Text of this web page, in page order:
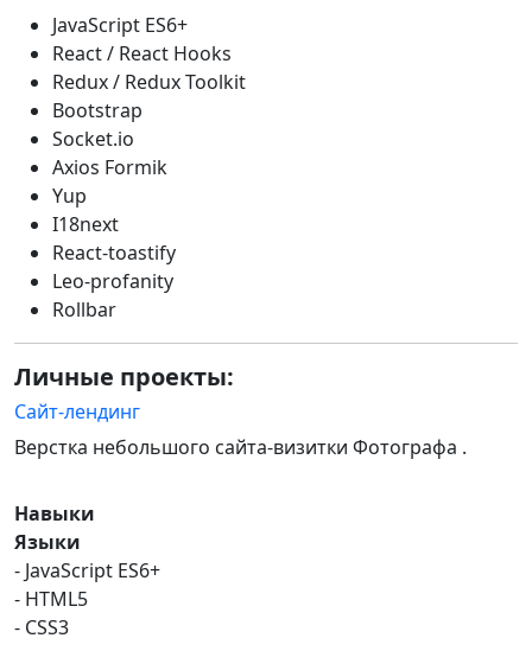
JavaScript ES6+
React / React Hooks
Redux / Redux Toolkit
Bootstrap
Socket.io
Axios Formik
Yup
I18next
React-toastify
Leo-profanity
Rollbar
Личные проекты:
Сайт-лендинг
Верстка небольшого сайта-визитки Фотографа .
Навыки
Языки
- JavaScript ES6+
- HTML5
- CSS3